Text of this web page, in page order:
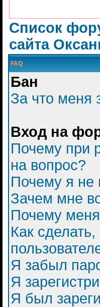
Список
сайта
FAQ
Бан
За что меня
Вход на
Почему при
на вопрос?
Почему я не
Зачем мне
Почему меня
Как
Я забыл
Я
Я был